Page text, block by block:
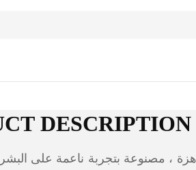
DESCRIPTION
، مصنوعة بتجربة ناعمة على